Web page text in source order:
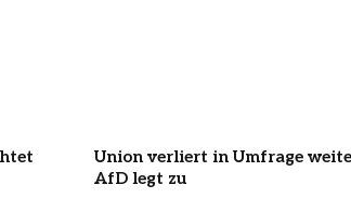
Union verliert in Umfrage
AfD legt zu